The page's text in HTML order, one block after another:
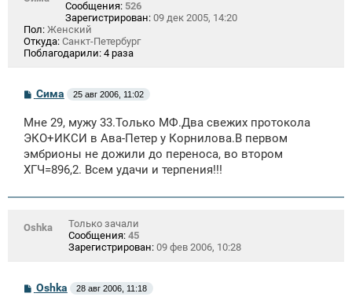
Сообщения: 526
Зарегистрирован: 09 дек 2005, 14:20
Пол: Женский
Откуда: Санкт-Петербург
Поблагодарили: 4 раза
С
б
щ
н
и
Сима 25 авг 2006, 11:02
Мне 29, мужу 33.Только МФ.Два свежих протокола
ЭКО+ИКСИ в Ава-Петер у Корнилова.В первом
эмбрионы не дожили до переноса, во втором
ХГЧ=896,2. Всем удачи и терпения!!!
Oshka
Только зачали
Сообщения: 45
Зарегистрирован: 09 фев 2006, 10:28
СOshka 28 авг 2006, 11:18